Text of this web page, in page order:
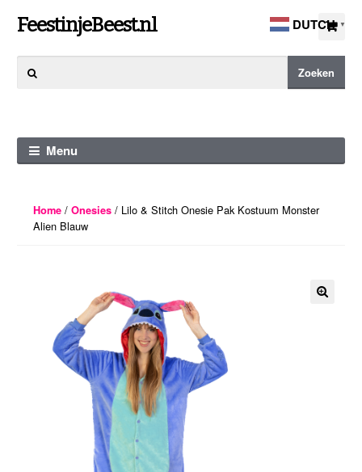
Ga
naar
navigatie
Ga
naar
de
FeestinjeBeest.nl
naar:
Zoeken
Menu
Home/ Onesies/ Lilo & Stitch Onesie Pak Kostuum Monster
Alien Blauw
DUTCH ▼